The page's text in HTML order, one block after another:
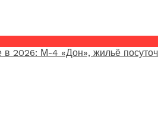
2026: М-4 «Дон», жильё